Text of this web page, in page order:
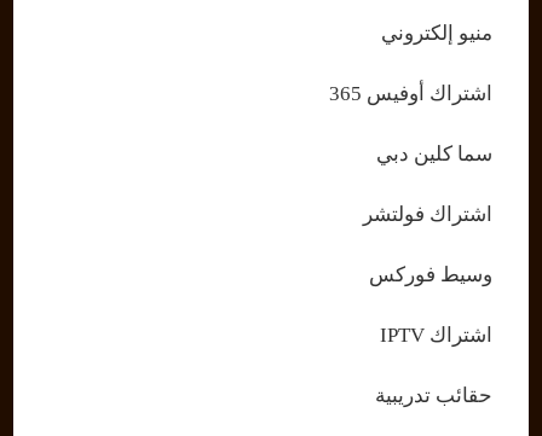
منيو إلكتروني
اشتراك أوفيس 365
سما كلين دبي
اشتراك فولتشر
وسيط فوركس
اشتراك IPTV
حقائب تدريبية